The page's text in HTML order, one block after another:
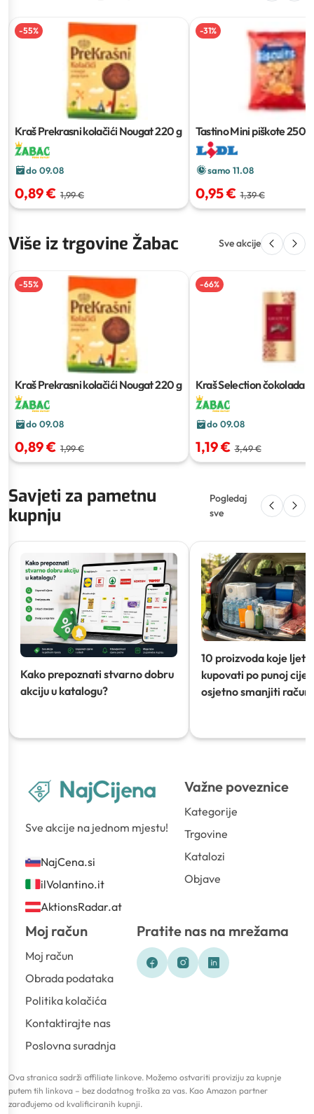
-55%
Kraš Prekrasni kolačići Nougat220 g
do 09.08
0,89 € 1,99 €
-31%
Tastino Mini piškote250 g
samo 11.08
0,95 € 1,39 €
Više iz trgovine Žabac Sve akcije
-55%
Kraš Prekrasni kolačići Nougat220 g
do 09.08
0,89 € 1,99 €
-66%
Kraš Selection čokolada
g
do 09.08
1,19 € 3,49 €
Savjeti za pametnu
kupnju
Pogledaj
sve
Kako prepoznati stvarno dobru
akciju u katalogu?
10 proizvoda koje ljeti
kupovati po punoj
osjetno smanjiti račun)
Sve akcije na jednom mjestu!
NajCena.si
ilVolantino.it
AktionsRadar.at
Važne poveznice
Kategorije
Trgovine
Katalozi
Objave
Moj račun
Moj račun
Obrada podataka
Politika kolačića
Kontaktirajte nas
Poslovna suradnja
Pratite nas na mrežama
Ova stranica sadrži affiliate linkove. Možemo ostvariti proviziju za kupnje
putem tih linkova – bez dodatnog troška za vas. Kao Amazon partner
zarađujemo od kvalificiranih kupnji.